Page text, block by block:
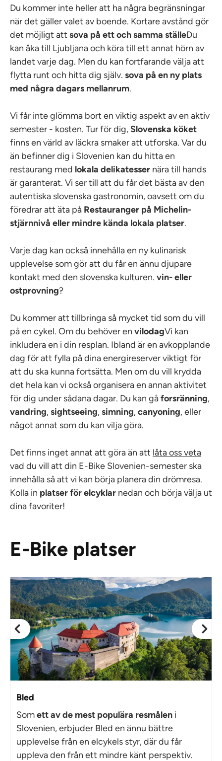
Du kommer inte heller att ha några begränsningar
när det gäller valet av boende. Kortare avstånd gör
det möjligt att sova på ett och samma ställeDu
kan åka till Ljubljana och köra till ett annat hörn av
landet varje dag. Men du kan fortfarande välja att
flytta runt och hitta dig själv. sova på en ny plats
med några dagars mellanrum.
Vi får inte glömma bort en viktig aspekt av en aktiv
semester - kosten. Tur för dig,Slovenska köket
finns en värld av läckra smaker att utforska. Var du
än befinner dig i Slovenien kan du hitta en
restaurang med lokala delikatesser nära till hands
är garanterat. Vi ser till att du får det bästa av den
autentiska slovenska gastronomin, oavsett om du
föredrar att äta på Restauranger på Michelin-
stjärnnivå eller mindre kända lokala platser.
Varje dag kan också innehålla en ny kulinarisk
upplevelse som gör att du får en ännu djupare
kontakt med den slovenska kulturen. vin- eller
ostprovning?
Du kommer att tillbringa så mycket tid som du vill
på en cykel. Om du behöver en vilodagVi kan
inkludera en i din resplan. Ibland är en avkopplande
dag för att fylla på dina energireserver viktigt för
att du ska kunna fortsätta. Men om du vill krydda
det hela kan vi också organisera en annan aktivitet
för dig under sådana dagar. Du kan gåforsränning,
vandring,sightseeing,simning,canyoning, eller
något annat som du kan vilja göra.
Det finns inget annat att göra än att låta oss veta
vad du vill att din E-Bike Slovenien-semester ska
innehålla så att vi kan börja planera din drömresa.
Kolla in platser för elcyklar nedan och börja välja ut
dina favoriter!
E-Bike platser
Bled
Somett av de mest populära resmålen i
Slovenien, erbjuder Bled en ännu bättre
upplevelse från en elcykels styr, där du får
uppleva den från ett mindre känt perspektiv.